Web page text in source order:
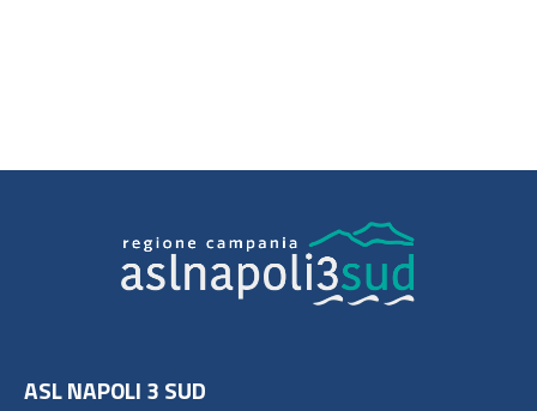
ASL NAPOLI 3 SUD